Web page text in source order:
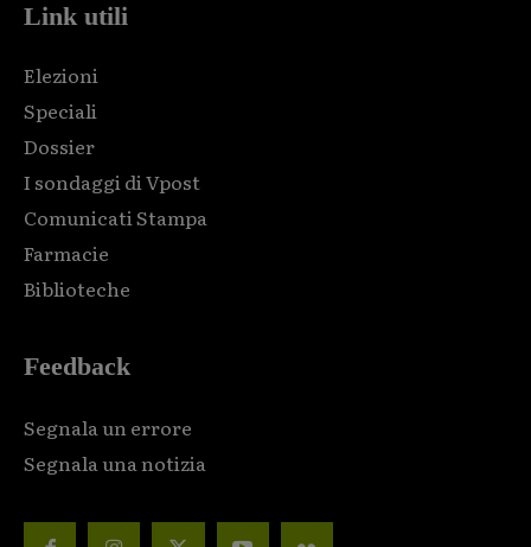
Link utili
Elezioni
Speciali
Dossier
I sondaggi di Vpost
Comunicati Stampa
Farmacie
Biblioteche
Feedback
Segnala un errore
Segnala una notizia